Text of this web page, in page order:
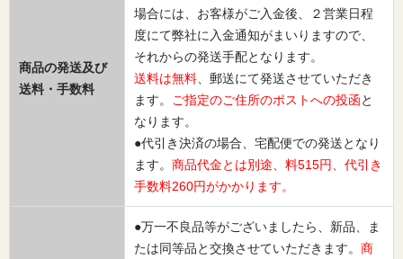
商品の発送及び
送料・手数料
場合には、お客様がご入金後、２営業日程
度にて弊社に入金通知がまいりますので、
それからの発送手配となります。
送料は無料 、郵送にて発送させていただき
ます。
ご指定のご住所のポストへの投函と
なります。
●代引き決済の場合、宅配便での発送となり
ます。 商品代金とは別途、料515円、代引き
手数料260円がかかります。
●万一不良品等がございましたら、新品、ま
たは同等品と交換させていただきます。 商